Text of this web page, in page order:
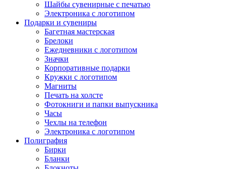
Шайбы сувенирные с печатью
Электроника с логотипом
Подарки и сувениры
Багетная мастерская
Брелоки
Ежедневники с логотипом
Значки
Корпоративные подарки
Кружки с логотипом
Магниты
Печать на холсте
Фотокниги и папки выпускника
Часы
Чехлы на телефон
Электроника с логотипом
Полиграфия
Бирки
Бланки